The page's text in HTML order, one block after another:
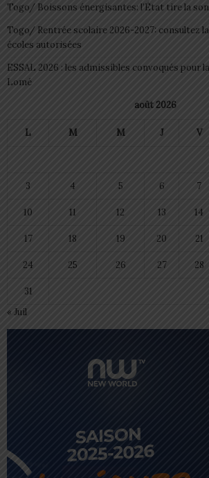
Togo/ Boissons énergisantes: l’État tire la
Togo/ Rentrée scolaire 2026-2027: consultez
écoles autorisées
ESSAL 2026 : les admissibles convoqués pour
Lomé
août 2026
L M M J V
3 4 5 6 7
10 11 12 13 14
17 18 19 20 21
24 25 26 27 28
31
« Juil